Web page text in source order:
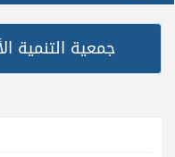
جمعية التنمية